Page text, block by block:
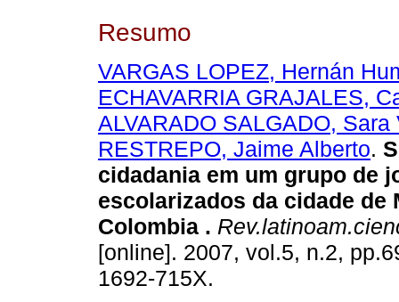
Resumo
VARGAS LOPEZ, Hernán
ECHAVARRIA GRAJALES,
ALVARADO SALGADO, Sara
RESTREPO, Jaime Alberto.
cidadania em um grupo de
escolarizados da cidade de
Colombia .
[online]. 2007, vol.5, n.2,
1692-715X.